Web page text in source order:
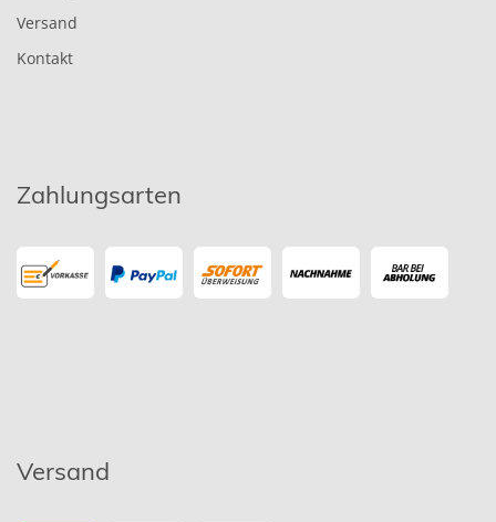
Versand
Kontakt
Zahlungsarten
Versand